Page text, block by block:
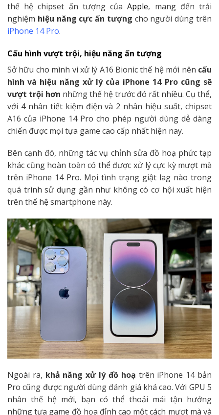
thế hệ chipset ấn tượng củaApple, mang đến trải
nghiệm hiệu năng cực ấn tượng cho người dùng trên
iPhone 14 Pro.
Cấu hình vượt trội, hiệu năng ấn tượng
Sở hữu cho mình vi xử lý A16 Bionic thế hệ mới nên cấu
hình và hiệu năng xử lý của iPhone 14 Pro cũng sẽ
vượt trội hơn những thế hệ trước đó rất nhiều. Cụ thể,
với 4 nhân tiết kiệm điện và 2 nhân hiệu suất, chipset
A16 của iPhone 14 Pro cho phép người dùng dễ dàng
chiến được mọi tựa game cao cấp nhất hiện nay.
Bên cạnh đó, những tác vụ chỉnh sửa đồ hoạ phức tạp
khác cũng hoàn toàn có thể được xử lý cực kỳ mượt mà
trên iPhone 14 Pro. Mọi tình trạng giật lag nào trong
quá trình sử dụng gần như không có cơ hội xuất hiện
trên thế hệ smartphone này.
Ngoài ra, khả năng xử lý đồ hoạ trên iPhone 14 bản
Pro cũng được người dùng đánh giá khá cao. Với GPU 5
nhân thế hệ mới, bạn có thể thoải mái tận hưởng
những tựa game đồ họa đỉnh cao một cách mượt mà và